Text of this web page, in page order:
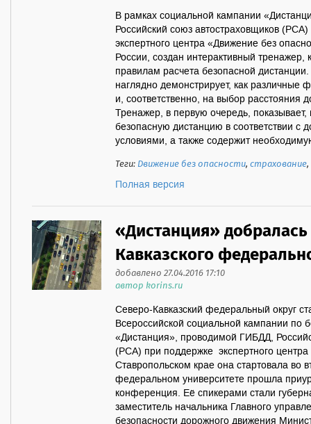
В рамках социальной кампании
Российский союз автостраховщиков
экспертного центра «Движение без
России, создан интерактивный
правилам расчета безопасной
наглядно демонстрирует, как различные
и, соответственно, на выбор расстояния
Тренажер, в первую очередь, показывает,
безопасную дистанцию в соответствии с
условиями, а также содержит
Теги:Движение без опасности,страхование,
Полная версия
«Дистанция»
Кавказского
добавлено 27.04.2016 17:10
автор korins.ru
Северо-Кавказский федеральный округ
Всероссийской социальной кампании по
«Дистанция», проводимой ГИБДД,
(РСА) при поддержке экспертного
Ставропольском крае она стартовала во
федеральном университете прошла
конференция. Её спикерами стали
заместитель начальника Главного
безопасности дорожного движения